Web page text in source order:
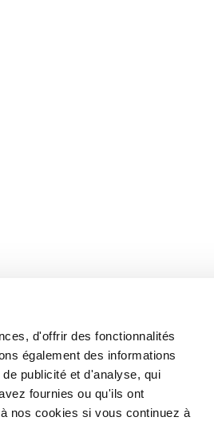
d'offrir des fonctionnalités
également des informations
publicité et d'analyse, qui
fournies ou qu'ils ont
nos cookies si vous continuez à